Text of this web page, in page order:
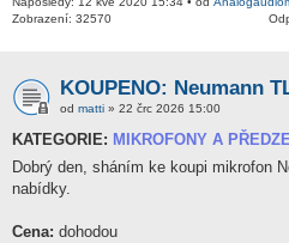
Zobrazení: 32570
KOUPENO: Neumann
od matti » 22 črc 2026 15:00
KATEGORIE: MIKROFONY A
Dobrý den, sháním ke koupi mikrofon
nabídky.
Cena: dohodou